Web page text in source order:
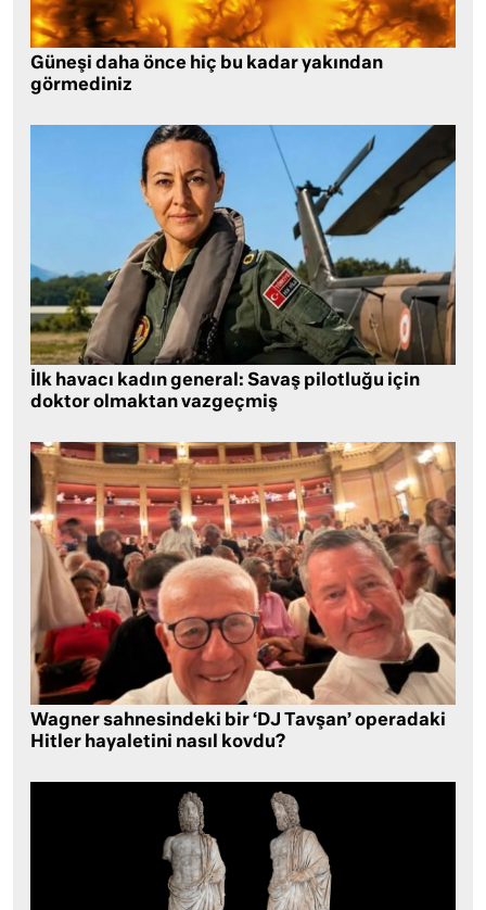
Güneşi daha önce hiç bu kadar yakından
görmediniz
İlk havacı kadın general: Savaş pilotluğu için
doktor olmaktan vazgeçmiş
Wagner sahnesindeki bir ‘DJ Tavşan’ operadaki
Hitler hayaletini nasıl kovdu?